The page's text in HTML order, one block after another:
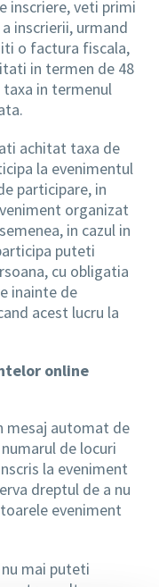
inscriere, veti primi
inscrierii, urmand
o factura fiscala,
in termen de 48
taxa in termenul
achitat taxa de
la evenimentul
participare, in
organizat
in cazul in
puteti
cu obligatia
inainte de
acest lucru la
online
mesaj automat de
de locuri
la eveniment
dreptul de a nu
eveniment
mai puteti